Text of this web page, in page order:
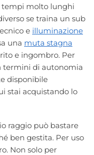
tempi molto lunghi
se traina un sub
e illuminazione
una muta stagna
e ingombro. Per
termini di autonomia
disponibile
stai acquistando lo
raggio può bastare
ben gestita. Per uso
Non solo per